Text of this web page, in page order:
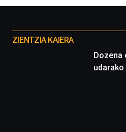
proyectos
ZIENTZIA KAIERA
Dozena